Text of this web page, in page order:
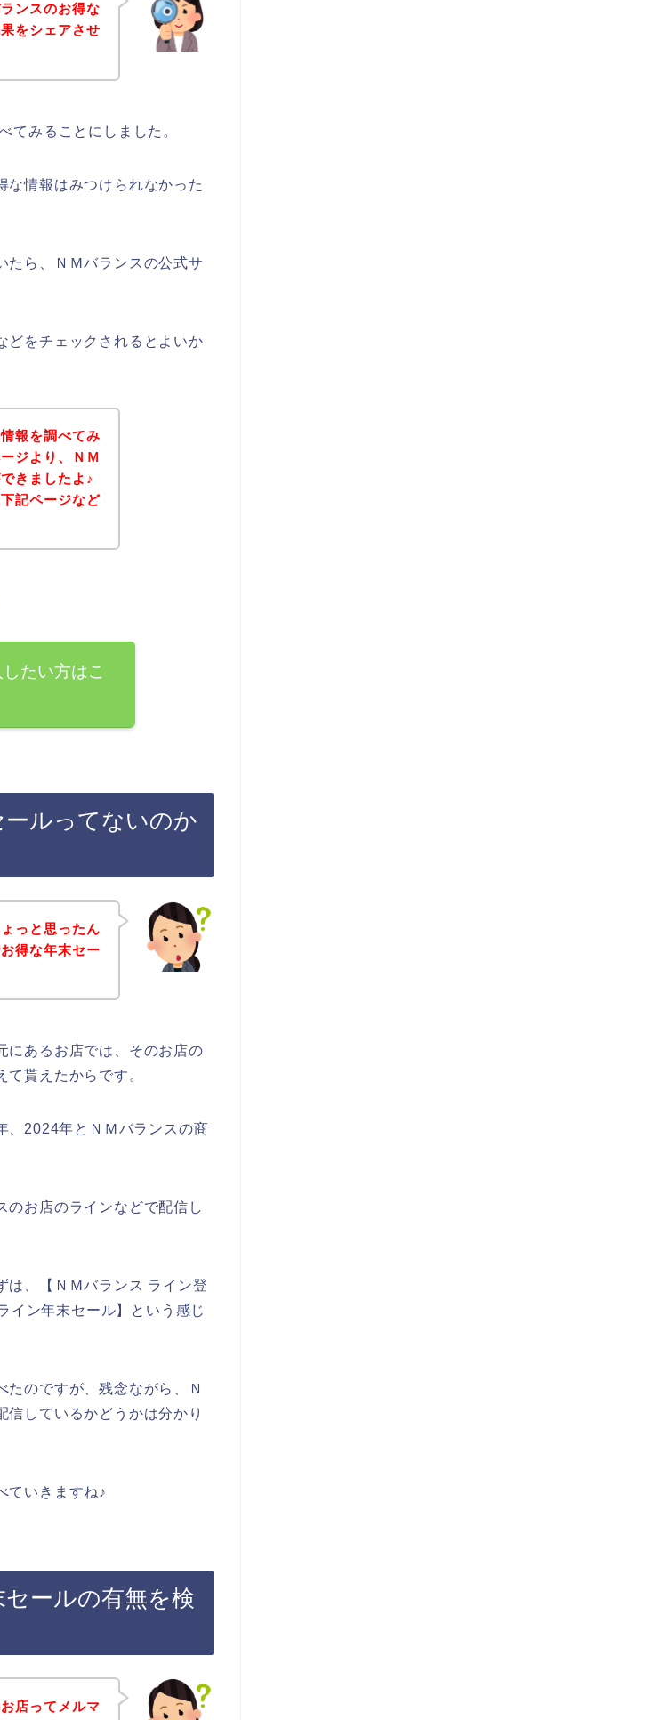
ンスのお得な
をシェアさせ
てみることにしました。
な情報はみつけられなかった
たら、ＮＭバランスの公式サ
どをチェックされるとよいか
報を調べてみ
ジより、ＮＭ
きましたよ♪
記ページなど
たい方はこ
ルってないのか
っと思ったん
得な年末セー
にあるお店では、そのお店の
貰えたからです。
、2024年とＮＭバランスの商
のお店のラインなどで配信し
は、【ＮＭバランス ライン登
イン年末セール】という感じ
のですが、残念ながら、Ｎ
しているかどうかは分かり
ていきますね♪
ールの有無を検
店ってメルマ